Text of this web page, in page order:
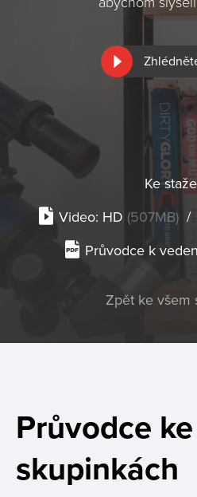
Zpět ke všem
Ke
Video: HD (507MB) /
Průvodce k
Průvodce
skupinkách